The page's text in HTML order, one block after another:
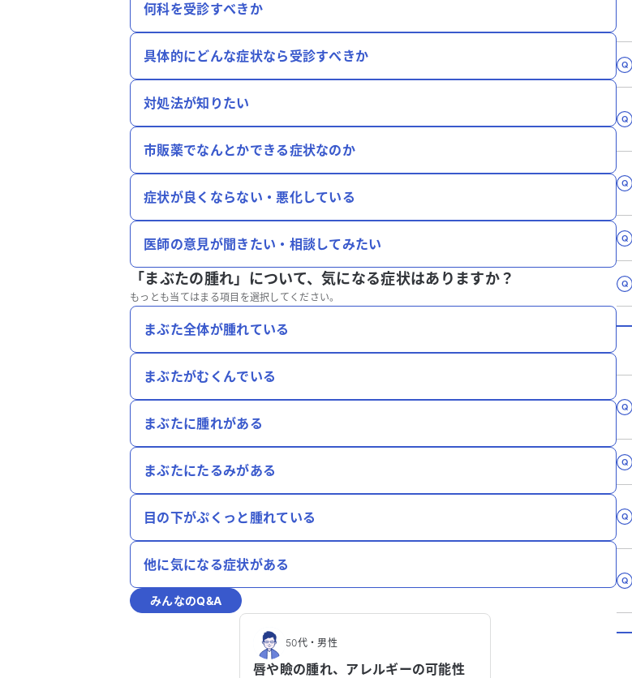
何科を受診すべきか
具体的にどんな症状なら受診すべきか
対処法が知りたい
市販薬でなんとかできる症状なのか
症状が良くならない・悪化している
医師の意見が聞きたい・相談してみたい
「まぶたの腫れ」について、気になる症状はありますか？
もっとも当てはまる項目を選択してください。
まぶた全体が腫れている
まぶたがむくんでいる
まぶたに腫れがある
まぶたにたるみがある
目の下がぷくっと腫れている
他に気になる症状がある
みんなのQ&A
50代・男性
唇や瞼の腫れ、アレルギーの可能性